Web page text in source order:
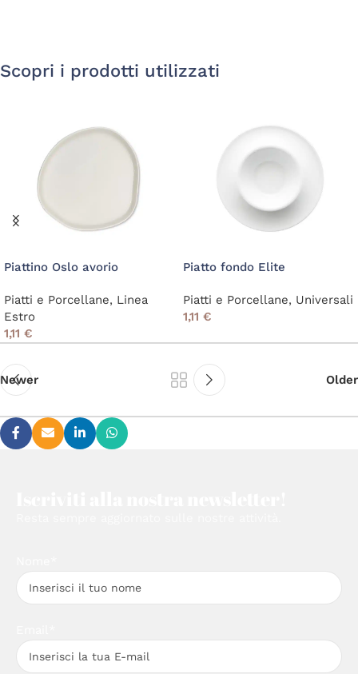
Scopri i prodotti utilizzati
Piattino Oslo avorio
Piatti e Porcellane, Linea
Estro
1,11 €
Piatto fondo Elite
Piatti e Porcellane, Universali
1,11 €
Newer Older